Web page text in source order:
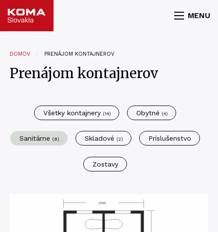
MENU
DOMOV PRENÁJOM KONTAJNEROV
Prenájom kontajnerov
Všetky kontajnery (14) Obytné (4)
Sanitárne (8) Skladové (2) Príslušenstvo
Zostavy